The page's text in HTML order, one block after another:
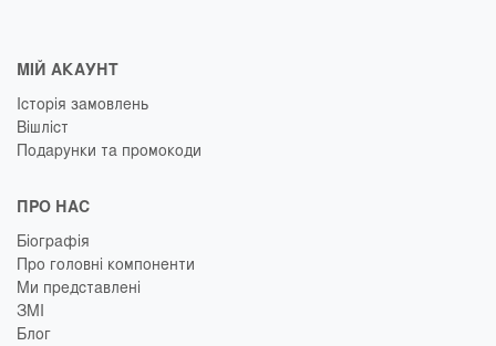
МІЙ АКАУНТ
Історія замовлень
Вішліст
Подарунки та промокоди
ПРО НАС
Біографія
Про головні компоненти
Ми представлені
ЗМІ
Блог